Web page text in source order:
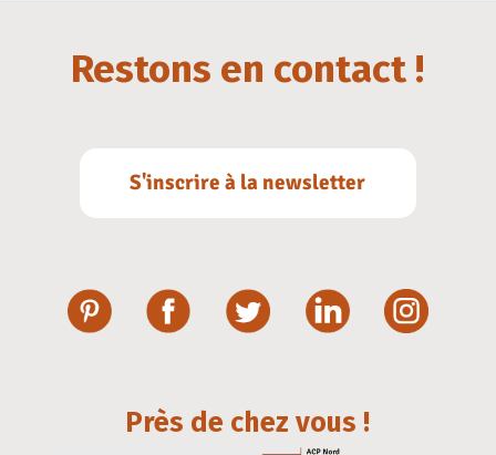
Restons en contact !
S'inscrire à la newsletter
Près de chez vous !